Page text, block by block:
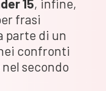
15, infine,
frasi
parte di un
confronti
secondo